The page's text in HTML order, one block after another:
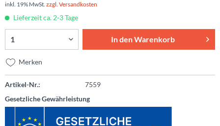
inkl. 19% MwSt. zzgl. Versandkosten
Lieferzeit ca. 2-3 Tage
In denWarenkorb
Merken
Artikel-Nr.:
7559
Gesetzliche Gewährleistung